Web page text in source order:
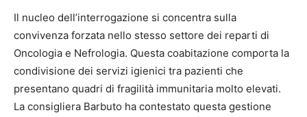
Il nucleo dell’interrogazione si concentra sulla
convivenza forzata nello stesso settore dei reparti di
Oncologia e Nefrologia. Questa coabitazione comporta la
condivisione dei servizi igienici tra pazienti che
presentano quadri di fragilità immunitaria molto elevati.
La consigliera Barbuto ha contestato questa gestione